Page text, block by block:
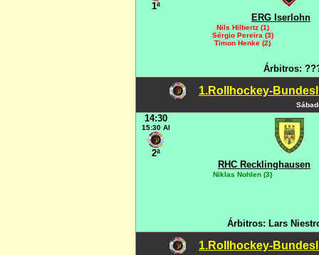
1ª
ERG Iserlohn
Nils Hilbertz (1)
Sérgio Pereira (3)
Timon Henke (2)
Árbitros:
1.Rollhockey-
14:30
15:30 Al
2ª
RHC Recklinghausen
Niklas Nohlen (3)
Árbitros: Lars
1.Rollhockey-